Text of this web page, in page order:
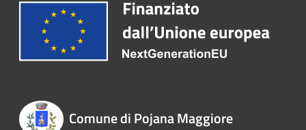
Comune di Pojana Maggiore